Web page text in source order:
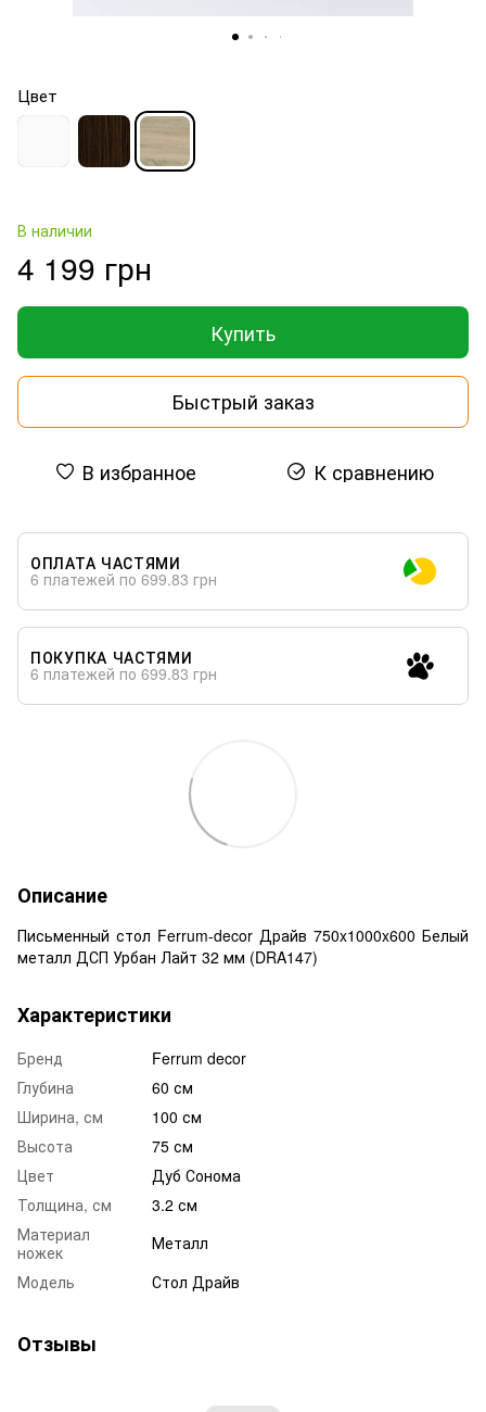
Цвет
В наличии
4 199 грн
Купить
Быстрый заказ
В избранное К сравнению
ОПЛАТА ЧАСТЯМИ
6 платежей по 699.83 грн
ПОКУПКА ЧАСТЯМИ
6 платежей по 699.83 грн
Описание
Письменный стол Ferrum-decor Драйв 750x1000x600 Белый
металл ДСП Урбан Лайт 32 мм (DRA147)
Характеристики
Бренд
Ferrum decor
Глубина
60 см
Ширина, см
100 см
Высота
75 см
Цвет
Дуб Сонома
Толщина, см
3.2 см
Материал
ножек
Металл
Модель
Стол Драйв
Отзывы